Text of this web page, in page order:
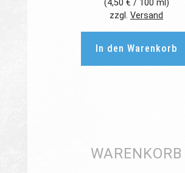
(4,50 € / 100 ml)
zzgl. Versand
In den Warenkorb
WARENKORB